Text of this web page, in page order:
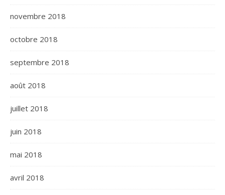
novembre 2018
octobre 2018
septembre 2018
août 2018
juillet 2018
juin 2018
mai 2018
avril 2018